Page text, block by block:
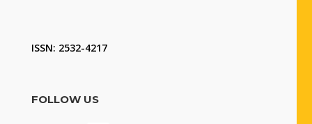
ISSN: 2532-4217
FOLLOW US